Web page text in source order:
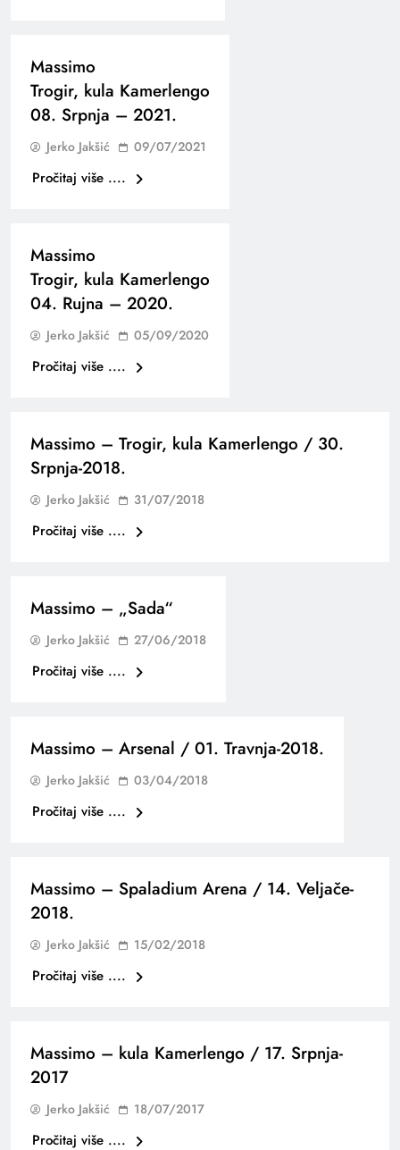
Massimo
Trogir, kula Kamerlengo
08. Srpnja – 2021.
Jerko Jakšić 09/07/2021
Pročitaj više ....
Massimo
Trogir, kula Kamerlengo
04. Rujna – 2020.
Jerko Jakšić 05/09/2020
Pročitaj više ....
Massimo – Trogir, kula Kamerlengo / 30.
Srpnja-2018.
Jerko Jakšić 31/07/2018
Pročitaj više ....
Massimo – „Sada“
Jerko Jakšić 27/06/2018
Pročitaj više ....
Massimo – Arsenal / 01. Travnja-2018.
Jerko Jakšić 03/04/2018
Pročitaj više ....
Massimo – Spaladium Arena / 14. Veljače-
2018.
Jerko Jakšić 15/02/2018
Pročitaj više ....
Massimo – kula Kamerlengo / 17. Srpnja-
2017
Jerko Jakšić 18/07/2017
Pročitaj više ....